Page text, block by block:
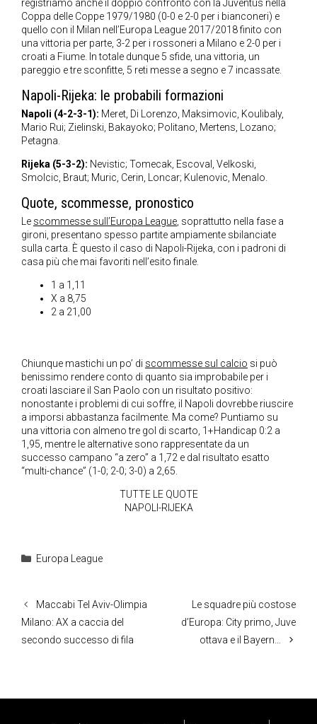
registriamo anche il doppio confronto con la Juventus nella
Coppa delle Coppe 1979/1980 (0-0 e 2-0 per i bianconeri) e
quello con il Milan nell’Europa League 2017/2018 finito con
una vittoria per parte, 3-2 per i rossoneri a Milano e 2-0 per i
croati a Fiume. In totale dunque 5 sfide, una vittoria, un
pareggio e tre sconfitte, 5 reti messe a segno e 7 incassate.
Napoli-Rijeka: le probabili formazioni
Napoli (4-2-3-1): Meret, Di Lorenzo, Maksimovic, Koulibaly,
Mario Rui; Zielinski, Bakayoko; Politano, Mertens, Lozano;
Petagna.
Rijeka (5-3-2): Nevistic; Tomecak, Escoval, Velkoski,
Smolcic, Braut; Muric, Cerin, Loncar; Kulenovic, Menalo.
Quote, scommesse, pronostico
Le scommesse sull’Europa League, soprattutto nella fase a
gironi, presentano spesso partite ampiamente sbilanciate
sulla carta. È questo il caso di Napoli-Rijeka, con i padroni di
casa più che mai favoriti nell’esito finale.
1 a 1,11
X a 8,75
2 a 21,00
Chiunque mastichi un po’ di scommesse sul calcio si può
benissimo rendere conto di quanto sia improbabile per i
croati lasciare il San Paolo con un risultato positivo:
nonostante i problemi di cui soffre, il Napoli dovrebbe riuscire
a imporsi abbastanza facilmente. Ma come? Puntiamo su
una vittoria con almeno tre gol di scarto, 1+Handicap 0:2 a
1,95, mentre le alternative sono rappresentate da un
successo campano “a zero” a 1,72 e dal risultato esatto
“multi-chance” (1-0; 2-0; 3-0) a 2,65.
TUTTE LE QUOTE
NAPOLI-RIJEKA
Categorie
Europa League
Maccabi Tel Aviv-Olimpia
Milano: AX a caccia del
secondo successo di fila
Le squadre più costose
d’Europa: City primo, Juve
ottava e il Bayern…